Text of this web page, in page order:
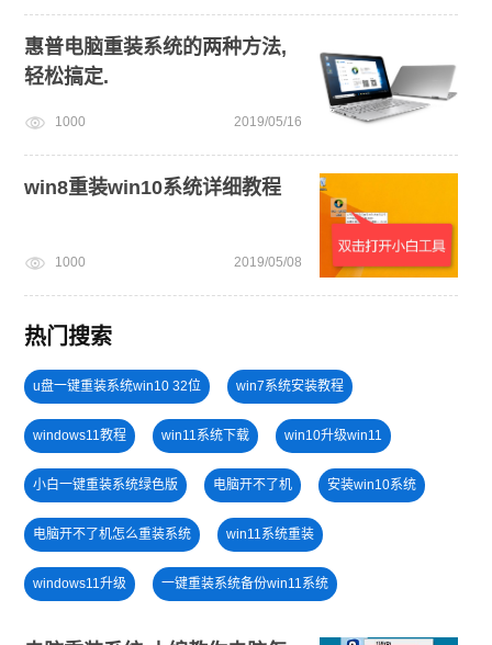
惠普电脑重装系统的两种方法,
轻松搞定.
1000 2019/05/16
win8重装win10系统详细教程
1000 2019/05/08
热门搜索
u盘一键重装系统win10 32位 win7系统安装教程
windows11教程 win11系统下载 win10升级win11
小白一键重装系统绿色版 电脑开不了机 安装win10系统
电脑开不了机怎么重装系统 win11系统重装
windows11升级 一键重装系统备份win11系统